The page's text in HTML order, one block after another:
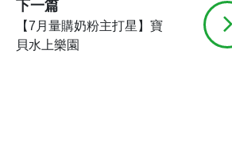
下一篇
【7月量購奶粉主打星】寶
貝水上樂園